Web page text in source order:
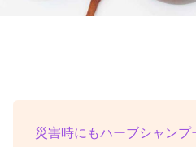
災害時にもハーブシャン